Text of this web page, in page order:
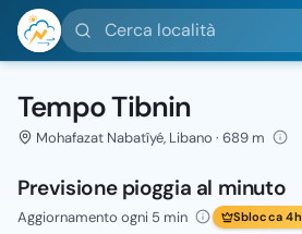
Cerca località
Tempo Tibnin
Mohafazat Nabatîyé, Libano · 689 m
Previsione pioggia al minuto
Aggiornamento ogni 5 min Sblocca 4h